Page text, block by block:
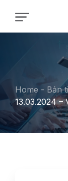
Home - Bản
13.03.2024 –